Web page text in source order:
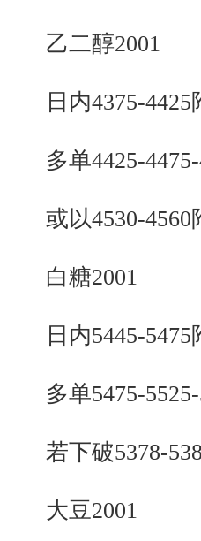
乙二醇2001
日内4375-4425
多单4425-4475-
或以4530-4560
白糖2001
日内5445-5475
多单5475-5525-
若下破5378-
大豆2001